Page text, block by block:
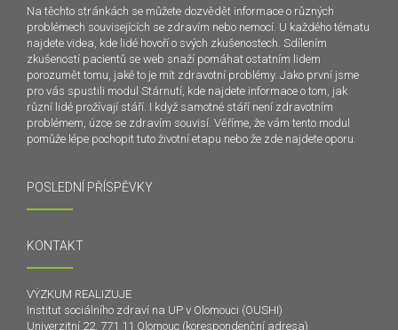
Na těchto stránkách se můžete dozvědět informace o různých
problémech souvisejících se zdravím nebo nemocí. U každého tématu
najdete videa, kde lidé hovoří o svých zkušenostech. Sdílením
zkušeností pacientů se web snaží pomáhat ostatním lidem
porozumět tomu, jaké to je mít zdravotní problémy. Jako první jsme
pro vás spustili modul Stárnutí, kde najdete informace o tom, jak
různí lidé prožívají stáří. I když samotné stáří není zdravotním
problémem, úzce se zdravím souvisí. Věříme, že vám tento modul
pomůže lépe pochopit tuto životní etapu nebo že zde najdete oporu.
POSLEDNÍ PŘÍSPĚVKY
KONTAKT
VÝZKUM REALIZUJE
Institut sociálního zdraví na UP v Olomouci (OUSHI)
Univerzitní 22, 771 11 Olomouc (korespondenční adresa)